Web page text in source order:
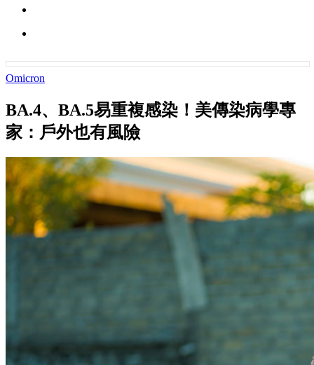
Omicron
BA.4、BA.5易重複感染！美傳染病學專
家：戶外也有風險